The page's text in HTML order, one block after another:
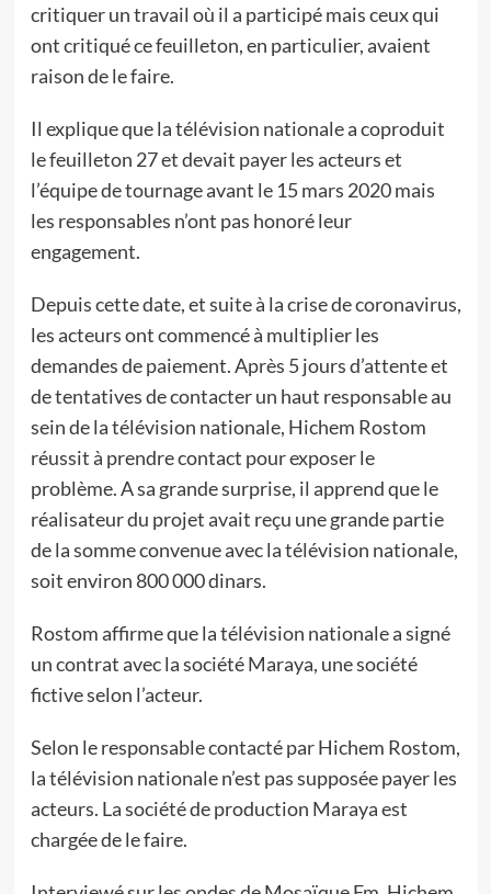
critiquer un travail où il a participé mais ceux qui
ont critiqué ce feuilleton, en particulier, avaient
raison de le faire.
Il explique que la télévision nationale a coproduit
le feuilleton 27 et devait payer les acteurs et
l’équipe de tournage avant le 15 mars 2020 mais
les responsables n’ont pas honoré leur
engagement.
Depuis cette date, et suite à la crise de coronavirus,
les acteurs ont commencé à multiplier les
demandes de paiement. Après 5 jours d’attente et
de tentatives de contacter un haut responsable au
sein de la télévision nationale, Hichem Rostom
réussit à prendre contact pour exposer le
problème. A sa grande surprise, il apprend que le
réalisateur du projet avait reçu une grande partie
de la somme convenue avec la télévision nationale,
soit environ 800 000 dinars.
Rostom affirme que la télévision nationale a signé
un contrat avec la société Maraya, une société
fictive selon l’acteur.
Selon le responsable contacté par Hichem Rostom,
la télévision nationale n’est pas supposée payer les
acteurs. La société de production Maraya est
chargée de le faire.